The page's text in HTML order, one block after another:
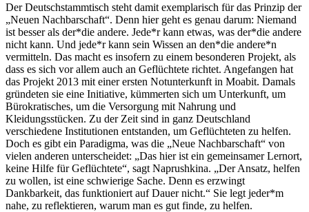
Der Deutschstammtisch steht damit exemplarisch für das Prinzip der
„Neuen Nachbarschaft“. Denn hier geht es genau darum: Niemand
ist besser als der*die andere. Jede*r kann etwas, was der*die andere
nicht kann. Und jede*r kann sein Wissen an den*die andere*n
vermitteln. Das macht es insofern zu einem besonderen Projekt, als
dass es sich vor allem auch an Geflüchtete richtet. Angefangen hat
das Projekt 2013 mit einer ersten Notunterkunft in Moabit. Damals
gründeten sie eine Initiative, kümmerten sich um Unterkunft, um
Bürokratisches, um die Versorgung mit Nahrung und
Kleidungsstücken. Zu der Zeit sind in ganz Deutschland
verschiedene Institutionen entstanden, um Geflüchteten zu helfen.
Doch es gibt ein Paradigma, was die „Neue Nachbarschaft“ von
vielen anderen unterscheidet: „Das hier ist ein gemeinsamer Lernort,
keine Hilfe für Geflüchtete“, sagt Naprushkina. „Der Ansatz, helfen
zu wollen, ist eine schwierige Sache. Denn es erzwingt
Dankbarkeit, das funktioniert auf Dauer nicht.“ Sie legt jeder*m
nahe, zu reflektieren, warum man es gut finde, zu helfen.